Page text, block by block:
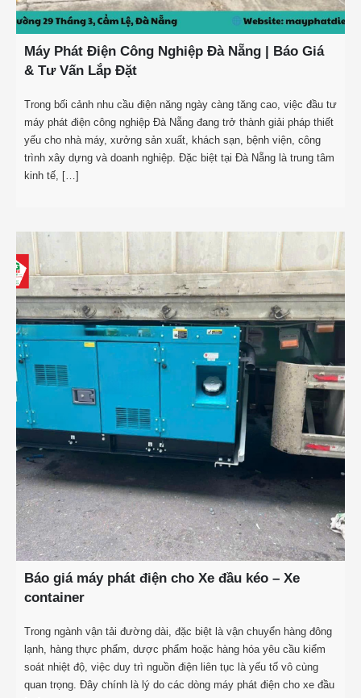
Máy Phát Điện Công Nghiệp Đà Nẵng | Báo Giá
& Tư Vấn Lắp Đặt
Trong bối cảnh nhu cầu điện năng ngày càng tăng cao, việc đầu tư
máy phát điện công nghiệp Đà Nẵng đang trở thành giải pháp thiết
yếu cho nhà máy, xưởng sản xuất, khách sạn, bệnh viện, công
trình xây dựng và doanh nghiệp. Đặc biệt tại Đà Nẵng là trung tâm
kinh tế, […]
Báo giá máy phát điện cho Xe đầu kéo – Xe
container
Trong ngành vận tải đường dài, đặc biệt là vận chuyển hàng đông
lạnh, hàng thực phẩm, dược phẩm hoặc hàng hóa yêu cầu kiểm
soát nhiệt độ, việc duy trì nguồn điện liên tục là yếu tố vô cùng
quan trọng. Đây chính là lý do các dòng máy phát điện cho xe đầu